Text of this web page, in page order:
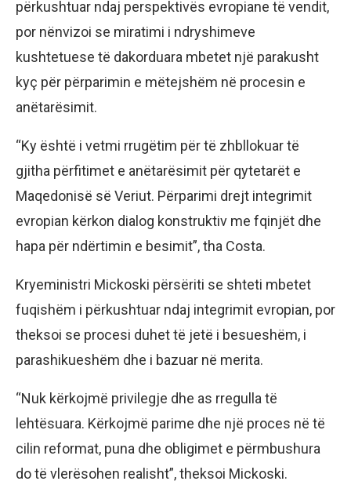
përkushtuar ndaj perspektivës evropiane të vendit,
por nënvizoi se miratimi i ndryshimeve
kushtetuese të dakorduara mbetet një parakusht
kyç për përparimin e mëtejshëm në procesin e
anëtarësimit.
“Ky është i vetmi rrugëtim për të zhbllokuar të
gjitha përfitimet e anëtarësimit për qytetarët e
Maqedonisë së Veriut. Përparimi drejt integrimit
evropian kërkon dialog konstruktiv me fqinjët dhe
hapa për ndërtimin e besimit”, tha Costa.
Kryeministri Mickoski përsëriti se shteti mbetet
fuqishëm i përkushtuar ndaj integrimit evropian, por
theksoi se procesi duhet të jetë i besueshëm, i
parashikueshëm dhe i bazuar në merita.
“Nuk kërkojmë privilegje dhe as rregulla të
lehtësuara. Kërkojmë parime dhe një proces në të
cilin reformat, puna dhe obligimet e përmbushura
do të vlerësohen realisht”, theksoi Mickoski.